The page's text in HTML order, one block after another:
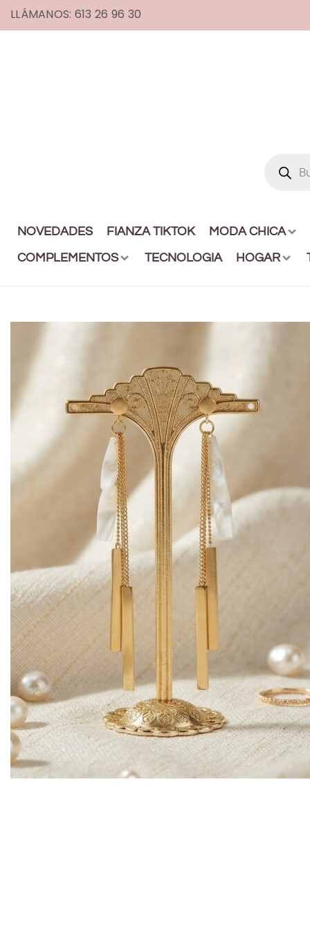
LLÁMANOS: 613 26 96 30
NOVEDADES FIANZA TIKTOK
MODA CHICA
COMPLEMENTOS
TECNOLOGIA HOGAR